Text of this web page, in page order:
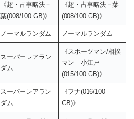
《超・占事略決－
葉(008/100 GB)》
《超・占事略決－葉
(008/100 GB)》
ノーマルランダム ノーマルランダム
スーパーレアラン
ダム
《スポーツマン/相撲
マン 小江戸
(015/100 GB)》
スーパーレアラン
ダム
《フナ(016/100
GB)》